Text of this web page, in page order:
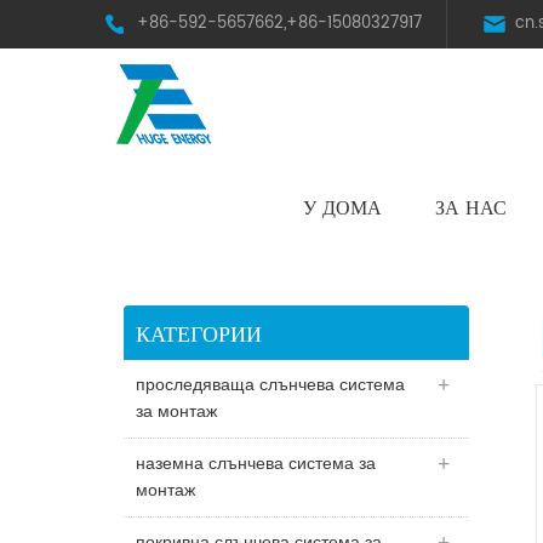
+86-592-5657662,+86-15080327917
У ДОМА ЗА НАС
КАТЕГОРИИ
проследяваща слънчева система
за монтаж
наземна слънчева система за
монтаж